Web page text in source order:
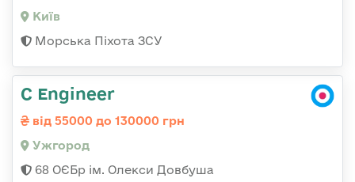
Київ
Морська Піхота ЗСУ
C Engineer
від 55000 до 130000 грн
Ужгород
68 ОЄБр ім. Олекси Довбуша